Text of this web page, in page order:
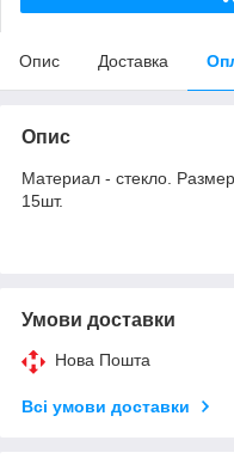
Опис Доставка
Опис
Материал - стекло.
15шт.
Умови доставки
Нова Пошта
Всі умови доставки